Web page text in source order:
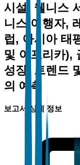
시설, 웰니스
니스 여행자,
럽, 아시아 태
및 아프리카),
성장, 트렌드
의 예측
보고서 상세 정보